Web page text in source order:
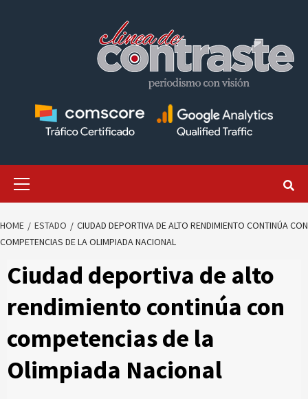
HOME ESTADO
CIUDAD DEPORTIVA DE ALTO RENDIMIENTO CONTINÚA CON
COMPETENCIAS DE LA OLIMPIADA NACIONAL
Ciudad deportiva de alto
rendimiento continúa con
competencias de la
Olimpiada Nacional